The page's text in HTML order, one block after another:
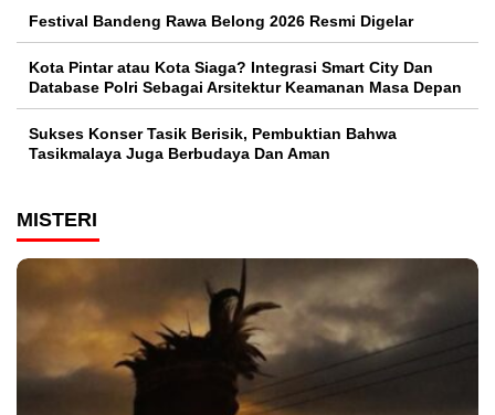
Festival Bandeng Rawa Belong 2026 Resmi Digelar
Kota Pintar atau Kota Siaga? Integrasi Smart City Dan
Database Polri Sebagai Arsitektur Keamanan Masa Depan
Sukses Konser Tasik Berisik, Pembuktian Bahwa
Tasikmalaya Juga Berbudaya Dan Aman
MISTERI